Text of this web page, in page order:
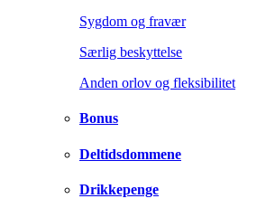
Sygdom og fravær
Særlig beskyttelse
Anden orlov og fleksibilitet
Bonus
Deltidsdommene
Drikkepenge